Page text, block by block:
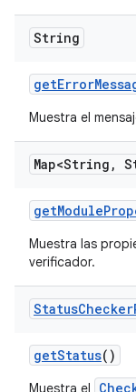
String
getError
Muestra el
Map<String ,
getModule
Muestra las
verificador.
StatusChecker
getStatus()
Muestra el